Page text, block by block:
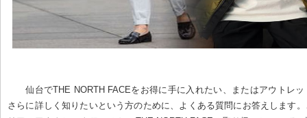
仙台でTHE NORTH FACEをお得に手に入れたい、またはアウトレ
さらに詳しく知りたいという方のために、よくある質問にお答えします